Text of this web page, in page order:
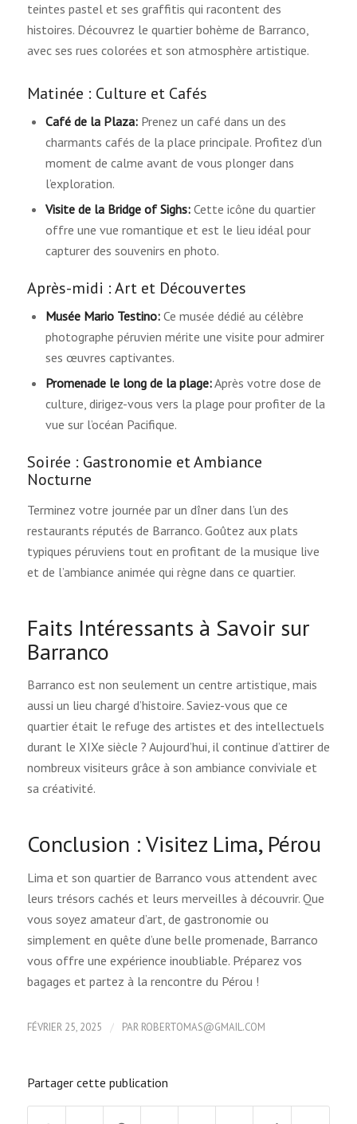
teintes pastel et ses graffitis qui racontent des
histoires. Découvrez le quartier bohème de Barranco,
avec ses rues colorées et son atmosphère artistique.
Matinée : Culture et Cafés
Café de la Plaza:Prenez un café dans un des
charmants cafés de la place principale. Profitez d’un
moment de calme avant de vous plonger dans
l’exploration.
Visite de la Bridge of Sighs:Cette icône du quartier
offre une vue romantique et est le lieu idéal pour
capturer des souvenirs en photo.
Après-midi : Art et Découvertes
Musée Mario Testino:Ce musée dédié au célèbre
photographe péruvien mérite une visite pour admirer
ses œuvres captivantes.
Promenade le long de la plage:Après votre dose de
culture, dirigez-vous vers la plage pour profiter de la
vue sur l’océan Pacifique.
Soirée : Gastronomie et Ambiance
Nocturne
Terminez votre journée par un dîner dans l’un des
restaurants réputés de Barranco. Goûtez aux plats
typiques péruviens tout en profitant de la musique live
et de l’ambiance animée qui règne dans ce quartier.
Faits Intéressants à Savoir sur
Barranco
Barranco est non seulement un centre artistique, mais
aussi un lieu chargé d’histoire. Saviez-vous que ce
quartier était le refuge des artistes et des intellectuels
durant le XIXe siècle ? Aujourd’hui, il continue d’attirer de
nombreux visiteurs grâce à son ambiance conviviale et
sa créativité.
Conclusion : Visitez Lima, Pérou
Lima et son quartier de Barranco vous attendent avec
leurs trésors cachés et leurs merveilles à découvrir. Que
vous soyez amateur d’art, de gastronomie ou
simplement en quête d’une belle promenade, Barranco
vous offre une expérience inoubliable. Préparez vos
bagages et partez à la rencontre du Pérou !
FÉVRIER 25, 2025 / PAR ROBERTOMAS@GMAIL.COM
Partager cette publication